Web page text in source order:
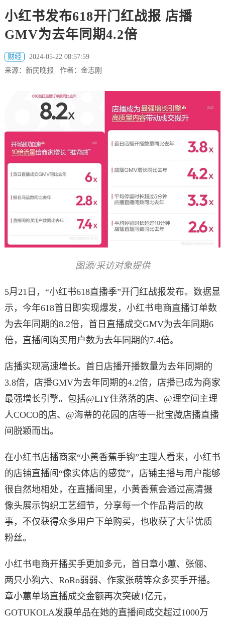
小红书发布618开门红战报 店播
GMV为去年同期4.2倍
财经
2024-05-22 08:57:59
来源：新民晚报 作者：金志刚
图源/采访对象提供
5月21日，“小红书618直播季”开门红战报发布。数据显
示，今年618首日即实现爆发，小红书电商直播订单数
为去年同期的8.2倍，首日直播成交GMV为去年同期6
倍，直播间购买用户数为去年同期的7.4倍。
店播实现高速增长。首日店播开播数量为去年同期的
3.8倍，店播GMV为去年同期的4.2倍，店播已成为商家
最强增长引擎。包括@LIY住落落的店、@理空间主理
人COCO的店、@海蒂的花园的店等一批宝藏店播直播
间脱颖而出。
在小红书店播商家“小黄香蕉手钩”主理人看来，小红书
的店铺直播间“像实体店的感觉”，店铺主播与用户能够
很自然地相处，在直播间里，小黄香蕉会通过高清摄
像头展示钩织工艺细节，分享每一个作品背后的故
事，不仅获得众多用户下单购买，也收获了大量优质
粉丝。
小红书电商开播买手更加多元，首日章小蕙、张俪、
两只小狗六、RoRo弱弱、作家张萌等众多买手开播。
章小蕙单场直播成交金额再次突破1亿元，
GOTUKOLA发膜单品在她的直播间成交超过1000万